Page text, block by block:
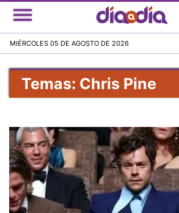
Pasar
al
principal
MIÉRCOLES 05 DE AGOSTO DE 2026
Temas: Chris Pine